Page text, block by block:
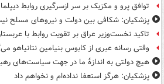
توافق پرو و مکزیک بر سر ازسرگیری روابط
پزشکیان: شکافی بین دولت و نیروهای مسلح
تاکید نخست‌وزیر عراق بر تقویت روابط با
وقتی رسانه عبری از کابوس بنیامین نتانیاهو
هیچ دولتی به اندازۀ ما در جهت سیاست‌های
پزشکیان: هرگز استعفا نداده‌ام و نخواهم داد